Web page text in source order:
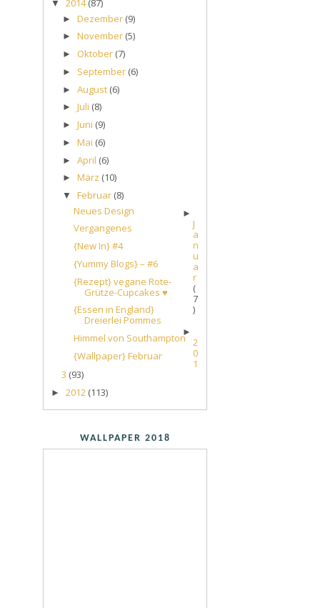
▼ 2014(87)
► Dezember (9)
► November (5)
► Oktober (7)
► September (6)
► August (6)
► Juli (8)
► Juni (9)
► Mai (6)
► April (6)
► März (10)
▼ Februar (8)
Neues Design
Vergangenes
{New In} #4
{Yummy Blogs} – #6
{Rezept} vegane Rote-
Grütze-Cupcakes ♥
{Essen in England}
Dreierlei Pommes
Himmel von Southampton
{Wallpaper} Februar
►
J
a
n
u
a
r
(
7
)
►
2
0
1
3 (93)
► 2012 (113)
WALLPAPER 2018